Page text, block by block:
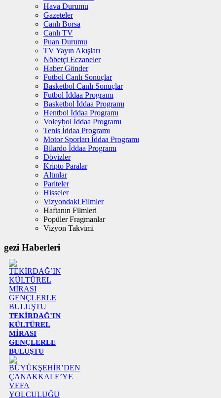
Hava Durumu
Gazeteler
Canlı Borsa
Canlı TV
Puan Durumu
TV Yayın Akışları
Nöbetçi Eczaneler
Haber Gönder
Futbol Canlı Sonuçlar
Basketbol Canlı Sonuçlar
Futbol İddaa Programı
Basketbol İddaa Programı
Hentbol İddaa Programı
Voleybol İddaa Programı
Tenis İddaa Programı
Motor Sporları İddaa Programı
Bilardo İddaa Programı
Dövizler
Kripto Paralar
Altınlar
Pariteler
Hisseler
Vizyondaki Filmler
Haftanın Filmleri
Popüler Fragmanlar
Vizyon Takvimi
gezi Haberleri
TEKİRDAĞ’IN
KÜLTÜREL
MİRASI
GENÇLERLE
BULUŞTU